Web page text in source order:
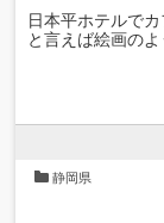
日本平ホテルで
と言えば絵画の
静岡県